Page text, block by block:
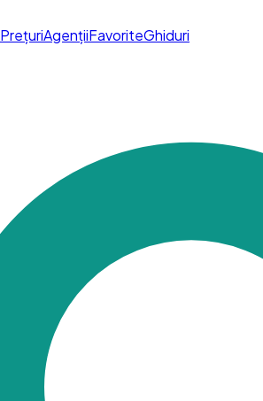
PrețuriAgențiiFavoriteGhiduri